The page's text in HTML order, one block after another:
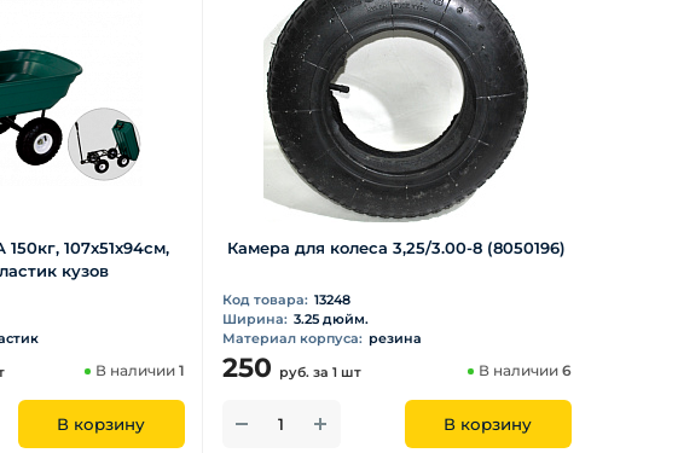
107х51х94см,
кузов
В наличии 1
В корзину
Камера для колеса 3,25/3.00-8 (8050196)
Код товара: 13248
Ширина: 3.25 дюйм.
Материал корпуса: резина
250 руб. за 1 шт В наличии 6
В корзину